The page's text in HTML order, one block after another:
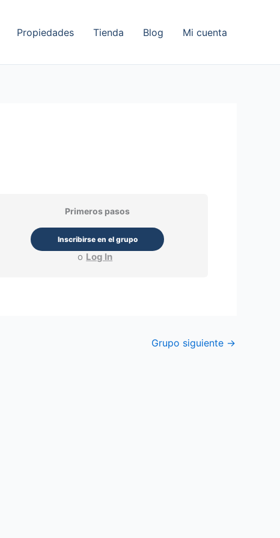
Propiedades Tienda Blog Mi cuenta
Primeros pasos
Inscribirse en el grupo
o Log In
Grupo siguiente →